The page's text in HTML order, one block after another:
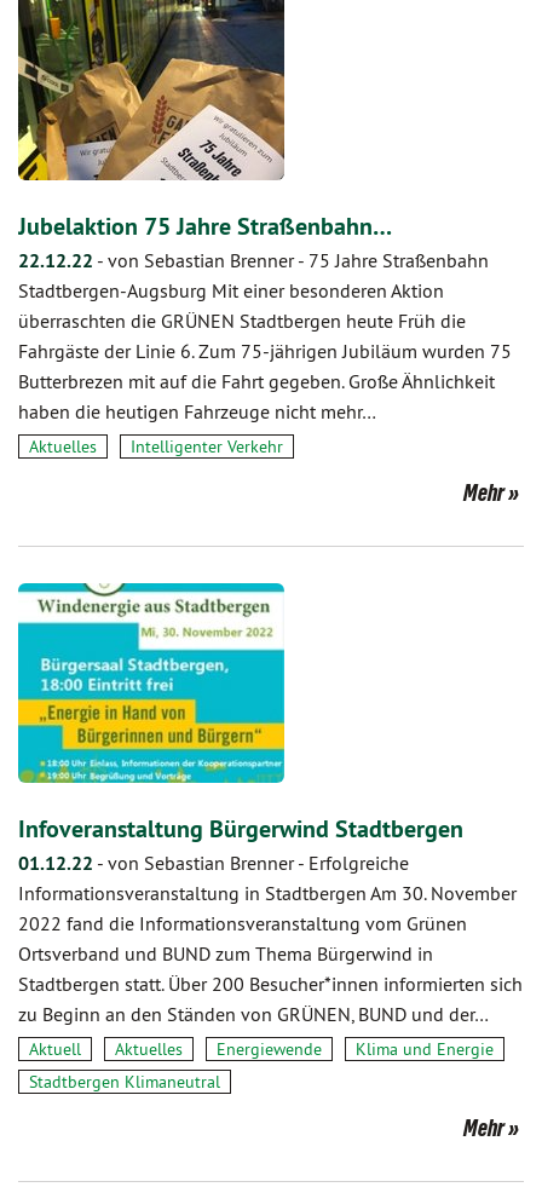
Jubelaktion 75 Jahre Straßenbahn…
22.12.22 - von Sebastian Brenner- 75 Jahre Straßenbahn
Stadtbergen-Augsburg Mit einer besonderen Aktion
überraschten die GRÜNEN Stadtbergen heute Früh die
Fahrgäste der Linie 6. Zum 75-jährigen Jubiläum wurden 75
Butterbrezen mit auf die Fahrt gegeben. Große Ähnlichkeit
haben die heutigen Fahrzeuge nicht mehr…
Aktuelles Intelligenter Verkehr
Mehr
Infoveranstaltung Bürgerwind Stadtbergen
01.12.22 - von Sebastian Brenner- Erfolgreiche
Informationsveranstaltung in Stadtbergen Am 30. November
2022 fand die Informationsveranstaltung vom Grünen
Ortsverband und BUND zum Thema Bürgerwind in
Stadtbergen statt. Über 200 Besucher*innen informierten sich
zu Beginn an den Ständen von GRÜNEN, BUND und der…
Aktuell Aktuelles Energiewende
Klima und Energie
Stadtbergen Klimaneutral
Mehr